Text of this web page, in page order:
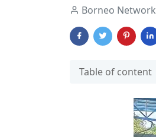
Borneo Network
Table of content